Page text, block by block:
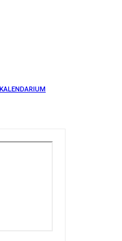
KALENDARIUM